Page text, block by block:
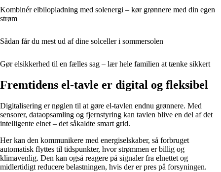
Kombinér elbilopladning med solenergi – kør grønnere med din egen
strøm
Sådan får du mest ud af dine solceller i sommersolen
Gør elsikkerhed til en fælles sag – lær hele familien at tænke sikkert
Fremtidens el-tavle er digital og fleksibel
Digitalisering er nøglen til at gøre el-tavlen endnu grønnere. Med
sensorer, dataopsamling og fjernstyring kan tavlen blive en del af det
intelligente elnet – det såkaldte smart grid.
Her kan den kommunikere med energiselskaber, så forbruget
automatisk flyttes til tidspunkter, hvor strømmen er billig og
klimavenlig. Den kan også reagere på signaler fra elnettet og
midlertidigt reducere belastningen, hvis der er pres på forsyningen.